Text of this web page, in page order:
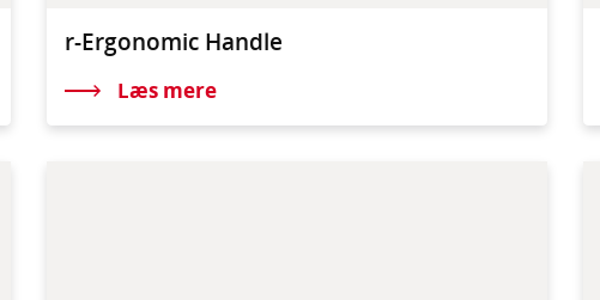
r-Ergonomic Handle
Læs mere